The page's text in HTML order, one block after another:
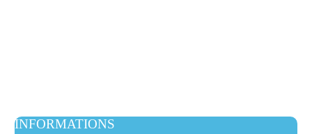
INFORMATIONS